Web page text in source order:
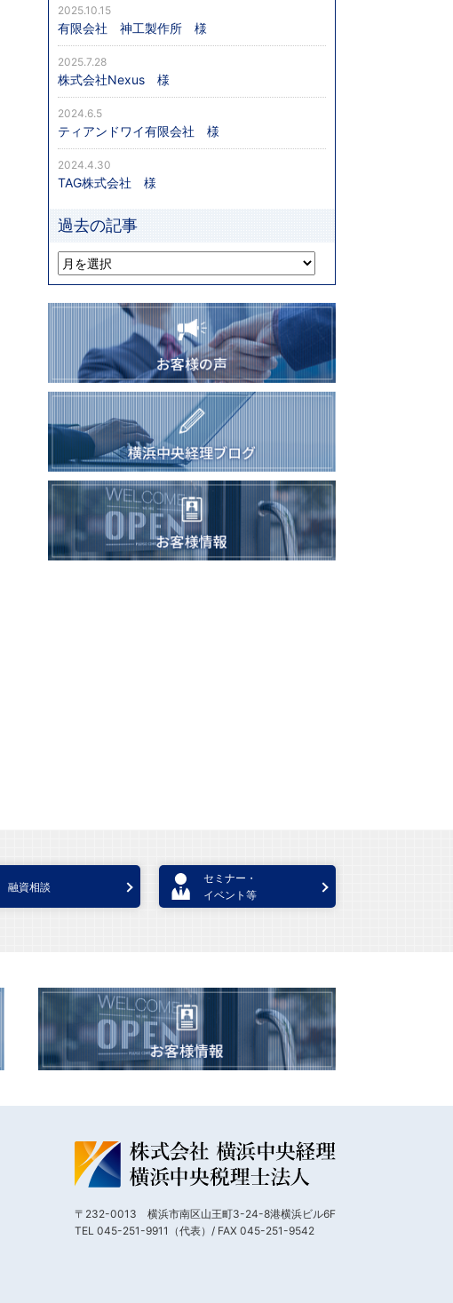
有限会社 神工製作所 様
2025.10.15
株式会社Nexus 様
2025.7.28
ティアンドワイ有限会社 様
2024.6.5
TAG株式会社 様
2024.4.30
過去の記事
融資相談
セミナー・
イベント等
〒232-0013 横浜市南区山王町3-24-8港横浜ビル6F
TEL 045-251-9911（代表）/ FAX 045-251-9542